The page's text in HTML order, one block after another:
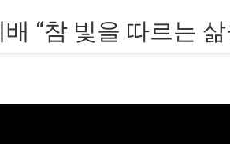
“참 빛을 따르는